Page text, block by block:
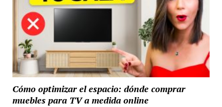
Cómo optimizar el espacio: dónde comprar
muebles para TV a medida online